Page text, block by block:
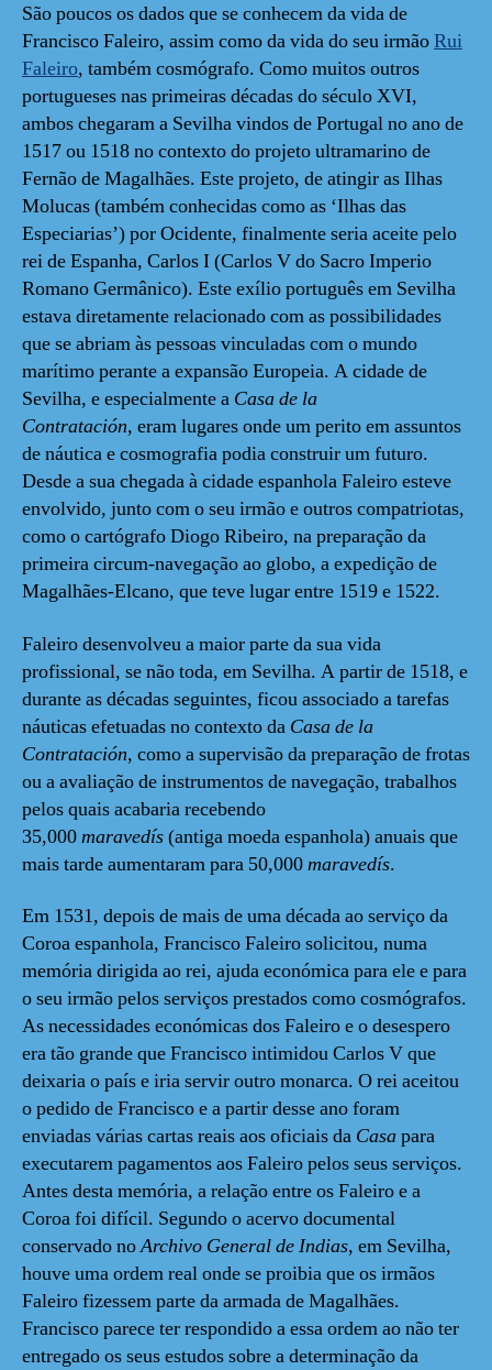
São poucos os dados que se conhecem da vida de
Francisco Faleiro, assim como da vida do seu irmãoRui
Faleiro, também cosmógrafo. Como muitos outros
portugueses nas primeiras décadas do século XVI,
ambos chegaram a Sevilha vindos de Portugal no ano de
1517 ou 1518 no contexto do projeto ultramarino de
Fernão de Magalhães. Este projeto, de atingir as Ilhas
Molucas (também conhecidas como as ‘Ilhas das
Especiarias’) por Ocidente, finalmente seria aceite pelo
rei de Espanha, Carlos I (Carlos V do Sacro Imperio
Romano Germânico). Este exílio português em Sevilha
estava diretamente relacionado com as possibilidades
que se abriam às pessoas vinculadas com o mundo
marítimo perante a expansão Europeia. A cidade de
Sevilha, e especialmente a Casa de la
Contratación, eram lugares onde um perito em assuntos
de náutica e cosmografia podia construir um futuro.
Desde a sua chegada à cidade espanhola Faleiro esteve
envolvido, junto com o seu irmão e outros compatriotas,
como o cartógrafo Diogo Ribeiro, na preparação da
primeira circum-navegação ao globo, a expedição de
Magalhães-Elcano, que teve lugar entre 1519 e 1522.
Faleiro desenvolveu a maior parte da sua vida
profissional, se não toda, em Sevilha. A partir de 1518, e
durante as décadas seguintes, ficou associado a tarefas
náuticas efetuadas no contexto da Casa de la
Contratación, como a supervisão da preparação de frotas
ou a avaliação de instrumentos de navegação, trabalhos
pelos quais acabaria recebendo
35,000maravedís(antiga moeda espanhola) anuais que
mais tarde aumentaram para 50,000maravedís.
Em 1531, depois de mais de uma década ao serviço da
Coroa espanhola, Francisco Faleiro solicitou, numa
memória dirigida ao rei, ajuda económica para ele e para
o seu irmão pelos serviços prestados como cosmógrafos.
As necessidades económicas dos Faleiro e o desespero
era tão grande que Francisco intimidou Carlos V que
deixaria o país e iria servir outro monarca. O rei aceitou
o pedido de Francisco e a partir desse ano foram
enviadas várias cartas reais aos oficiais da Casapara
executarem pagamentos aos Faleiro pelos seus serviços.
Antes desta memória, a relação entre os Faleiro e a
Coroa foi difícil. Segundo o acervo documental
conservado noArchivo General de Indias, em Sevilha,
houve uma ordem real onde se proibia que os irmãos
Faleiro fizessem parte da armada de Magalhães.
Francisco parece ter respondido a essa ordem ao não ter
entregado os seus estudos sobre a determinação da